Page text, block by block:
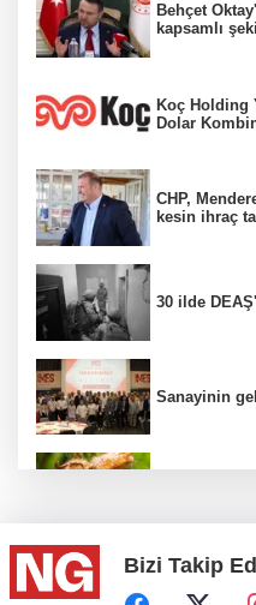
Behçet
kapsamlı
Koç Holding
Dolar
CHP,
kesin ihraç
30 ilde
Sanayinin
Türkiye,
savunma
Bizi Takip